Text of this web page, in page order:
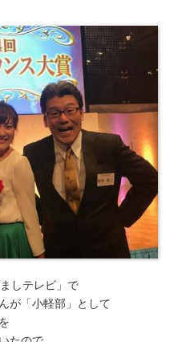
しテレビ」で
が「小軽部」として